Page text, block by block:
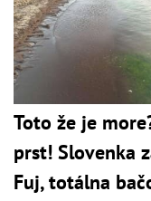
Toto že je
prst! Slovenka
Fuj, totálna